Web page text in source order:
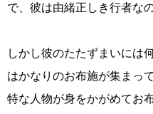
で、彼は由緒正しき行者な
しかし彼のたたずまいには
はかなりのお布施が集まっ
特な人物が身をかがめてお